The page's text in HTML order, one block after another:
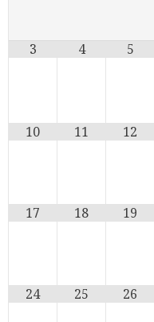
3 4 5
10 11 12
17 18 19
24 25 26